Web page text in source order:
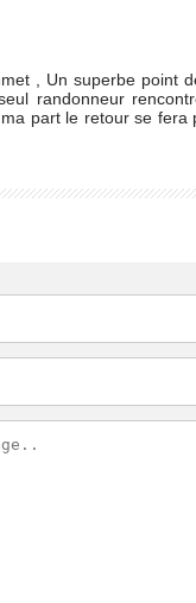
, Un superbe point
randonneur
part le retour se